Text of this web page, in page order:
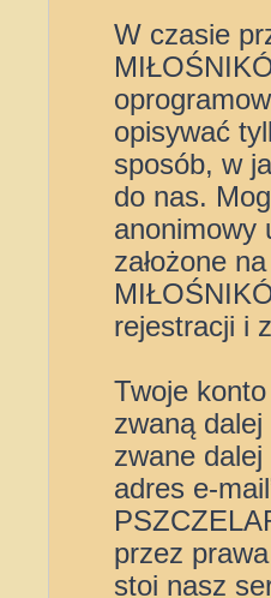
W czasie
opisywać
sposób, w
do nas.
anonimowy
założone
rejestracji i
Twoje
zwaną dalej
zwane dalej
adres e-
przez
stoi nasz